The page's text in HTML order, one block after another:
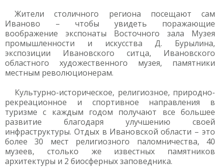
Жители столичного региона посещают сам
Иваново – чтобы увидеть поражающие
воображение экспонаты Восточного зала Музея
промышленности и искусства Д. Бурылина,
экспозиции Ивановского ситца, Ивановского
областного художественного музея, памятники
местным революционерам.
Культурно-историческое, религиозное, природно-
рекреационное и спортивное направления в
туризме с каждым годом получают все большее
развитие благодаря улучшению своей
инфраструктуры. Отдых в Ивановской области – это
более 30 мест религиозного паломничества, 40
музеев, столько же известных памятников
архитектуры и 2 биосферных заповедника.